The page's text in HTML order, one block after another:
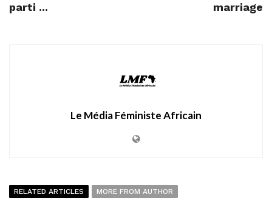
parti ...
marriage
Le Média Féministe Africain
RELATED ARTICLES
MORE FROM AUTHOR